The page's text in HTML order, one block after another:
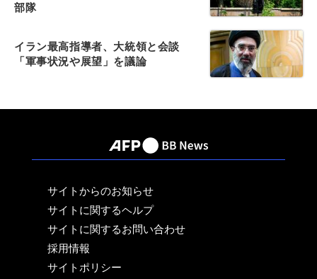
部隊
イラン最高指導者、大統領と会談
「軍事状況や展望」を議論
サイトからのお知らせ
サイトに関するヘルプ
サイトに関するお問い合わせ
採用情報
サイトポリシー